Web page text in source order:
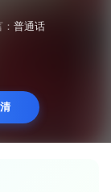
：普通话